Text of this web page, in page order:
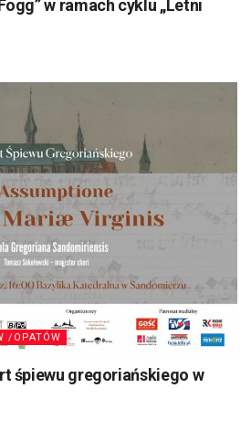
w ramach cyklu „Letni
/OPATÓW
śpiewu gregoriańskiego w